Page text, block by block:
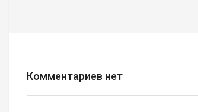
Комментариев нет